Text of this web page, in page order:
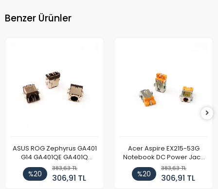
Benzer Ürünler
ASUS ROG Zephyrus GA401
G14 GA401QE GA401Q
GA402 GA402R GA402RK
HQ058T GA503QR GA503QS
GA503QM GA503QE GX650
%20
383,63 TL
306,91 TL
Acer Aspire EX215-53G
Notebook DC Power Jack
Soket
%20
383,63 TL
306,91 TL